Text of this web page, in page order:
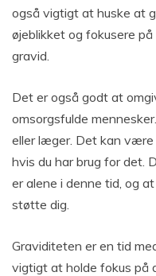
også vigtigt at huske at
øjeblikket og fokusere
gravid.
Det er også godt at
omsorgsfulde
eller læger. Det kan
hvis du har brug for det.
er alene i denne tid, og
støtte dig.
Graviditeten er en tid
vigtigt at holde fokus på